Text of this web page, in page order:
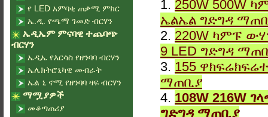
1. 250W 500W
ኤልኤል ግድግዳ
2. 220W ካምፑ
9 LED ግድግዳ
3. 155
ማጠቢያ
4. 108W 216W
ግድግዳ ማጠቢያ
የ LED አምባቂ ጠቃሚ ምክር
ኤ.ዲ. የጫማ ገመድ ብርሃን
ኤዲኤም ምናባዊ ተጨባጭ
ብርሃን
ኤዲኤ የእርሳስ የዘንባባ ብርሃን
ኤሌክትሮኒካዊ መብራት
ኤል ኒ ኖሚ የዘንባባ ዛፍ ብርሃን
ማሟያዎች
መቆጣጠሪያ